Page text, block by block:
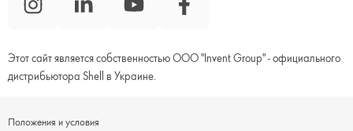
Этот сайт является собственностью ООО "Invent Group" - официального
дистрибьютора Shell в Украине.
Положения и условия